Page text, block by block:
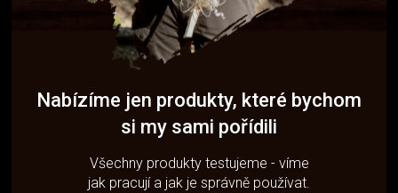
Nabízíme jen produkty, které bychom
si my sami pořídili
Všechny produkty testujeme - víme
jak pracují a jak je správně používat.